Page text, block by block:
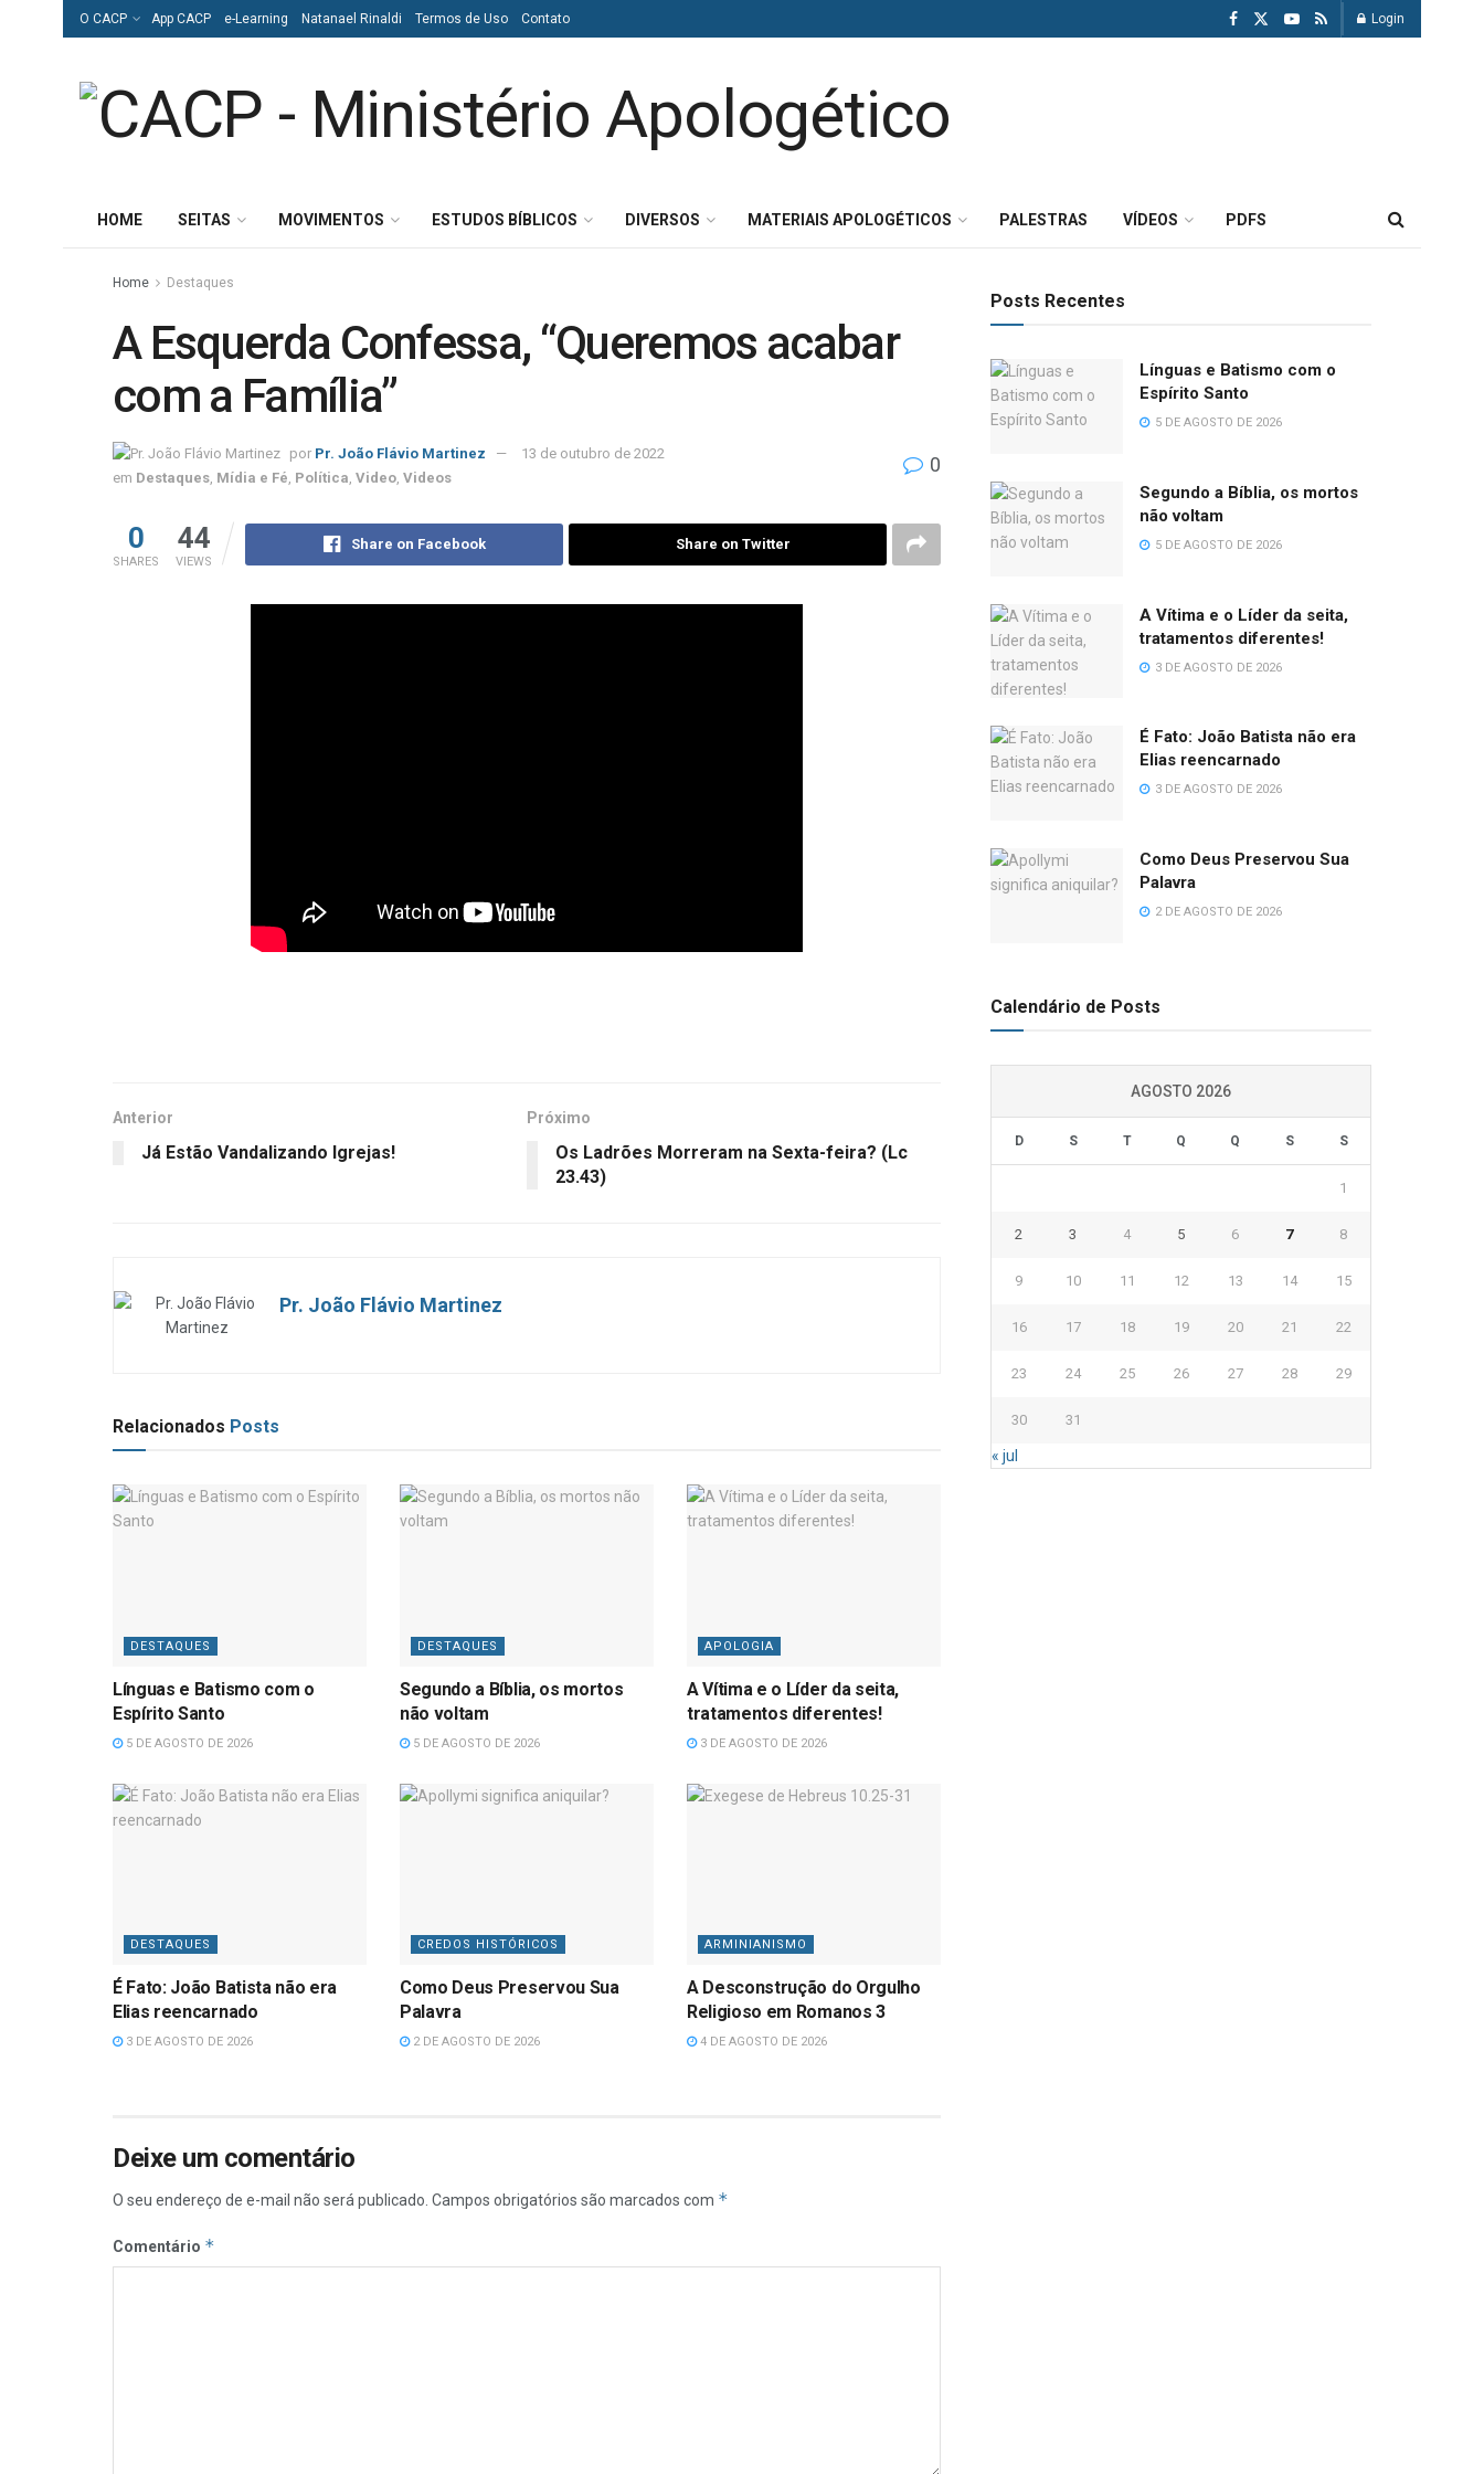
O CACP App CACP e-Learning Natanael Rinaldi Termos de Uso Contato Login
HOME SEITAS MOVIMENTOS ESTUDOS BÍBLICOS DIVERSOS MATERIAIS APOLOGÉTICOS PALESTRAS VÍDEOS PDFS
Home Destaques
A Esquerda Confessa, “Queremos acabar
com a Família”
por Pr. João Flávio Martinez
13 de outubro de 2022
em Destaques, Mídia e Fé, Política, Video, Videos
0
0
SHARES
44
VIEWS
Share on Facebook Share on Twitter
Anterior
Já Estão Vandalizando Igrejas!
Próximo
Os Ladrões Morreram na Sexta-feira? (Lc
23.43)
Pr. João Flávio Martinez
Relacionados Posts
DESTAQUES
Línguas e Batismo com o
Espírito Santo
5 DE AGOSTO DE 2026
DESTAQUES
Segundo a Bíblia, os mortos
não voltam
5 DE AGOSTO DE 2026
APOLOGIA
A Vítima e o Líder da seita,
tratamentos diferentes!
3 DE AGOSTO DE 2026
DESTAQUES
É Fato: João Batista não era
Elias reencarnado
3 DE AGOSTO DE 2026
CREDOS HISTÓRICOS
Como Deus Preservou Sua
Palavra
2 DE AGOSTO DE 2026
ARMINIANISMO
A Desconstrução do Orgulho
Religioso em Romanos 3
4 DE AGOSTO DE 2026
Deixe um comentário
O seu endereço de e-mail não será publicado. Campos obrigatórios são marcados com *
Comentário *
Posts Recentes
Línguas e Batismo com o
Espírito Santo
5 DE AGOSTO DE 2026
Segundo a Bíblia, os mortos
não voltam
5 DE AGOSTO DE 2026
A Vítima e o Líder da seita,
tratamentos diferentes!
3 DE AGOSTO DE 2026
É Fato: João Batista não era
Elias reencarnado
3 DE AGOSTO DE 2026
Como Deus Preservou Sua
Palavra
2 DE AGOSTO DE 2026
Calendário de Posts
AGOSTO 2026
D S T Q Q S S
1
2 3 4 5 6 7 8
9 10 11 12 13 14 15
16 17 18 19 20 21 22
23 24 25 26 27 28 29
30 31
« jul